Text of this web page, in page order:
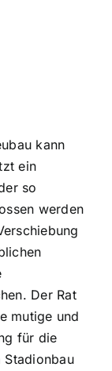
kann
ein
so
werden
Der Rat
mutige und
für die
Stadionbau